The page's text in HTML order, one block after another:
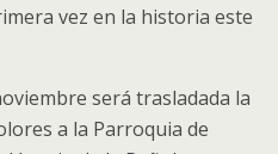
vez en la historia este
será trasladada la
a la Parroquia de